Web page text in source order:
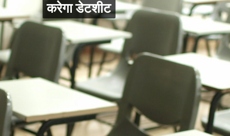
करेगा डेटशीट
करेगा डेटशीट